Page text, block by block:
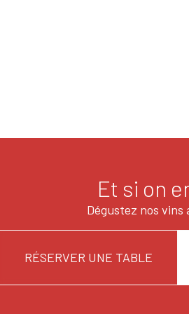
Et si on
Dégustez nos
RÉSERVER UNE TABLE